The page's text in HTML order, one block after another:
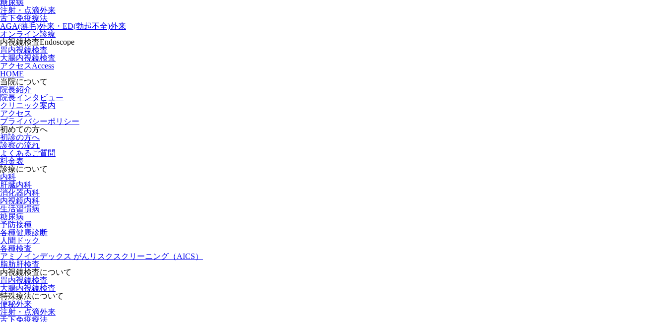
糖尿病
注射・点滴外来
舌下免疫療法
AGA(薄毛)外来・ED(勃起不全)外来
オンライン診療
内視鏡検査Endoscope
胃内視鏡検査
大腸内視鏡検査
アクセスAccess
HOME
当院について
院長紹介
院長インタビュー
クリニック案内
アクセス
プライバシーポリシー
初めての方へ
初診の方へ
診察の流れ
よくあるご質問
料金表
診療について
内科
肝臓内科
消化器内科
内視鏡内科
生活習慣病
糖尿病
予防接種
各種健康診断
人間ドック
各種検査
アミノインデックス がんリスクスクリーニング（AICS）
脂肪肝検査
内視鏡検査について
胃内視鏡検査
大腸内視鏡検査
特殊療法について
便秘外来
注射・点滴外来
舌下免疫療法